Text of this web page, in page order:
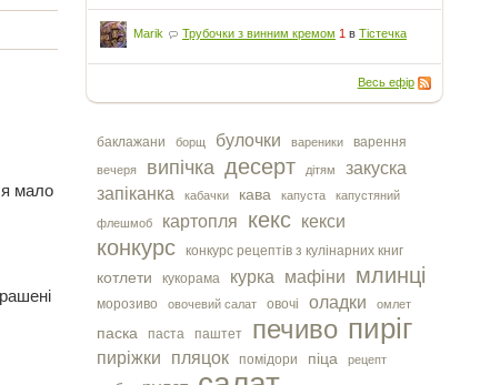
Marik Трубочки з винним кремом 1 вТістечка
Весь ефір
баклажани борщ булочки вареники варення
вечеря випічка десерт дітям
закуска
запіканка
кабачки кава капуста капустяний
флешмоб картопля кекс кекси
конкурс конкурс рецептів з кулінарних книг
котлети кукорама курка мафіни млинці
морозиво овочевий салат овочі оладки омлет
паска паста паштет печиво пиріг
пиріжки пляцок помідори піца рецепт
мало